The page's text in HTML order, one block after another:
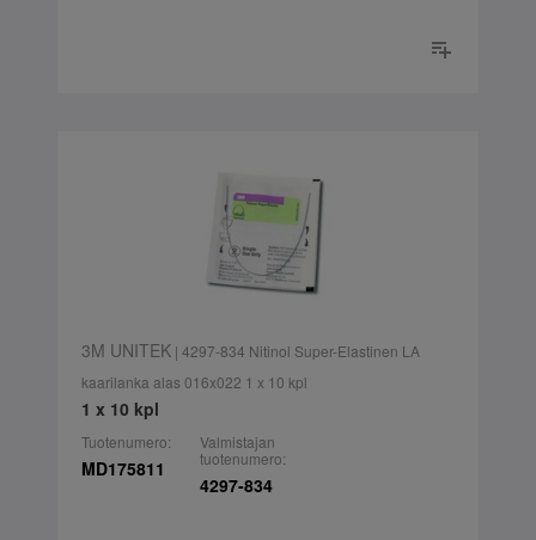
3M UNITEK| 4297-834 Nitinol Super-Elastinen LA
kaarilanka alas 016x022 1 x 10 kpl
1 x 10 kpl
Tuotenumero:
MD175811
Valmistajan
tuotenumero:
4297-834